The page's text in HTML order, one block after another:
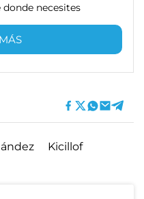
donde necesites
Kicillof